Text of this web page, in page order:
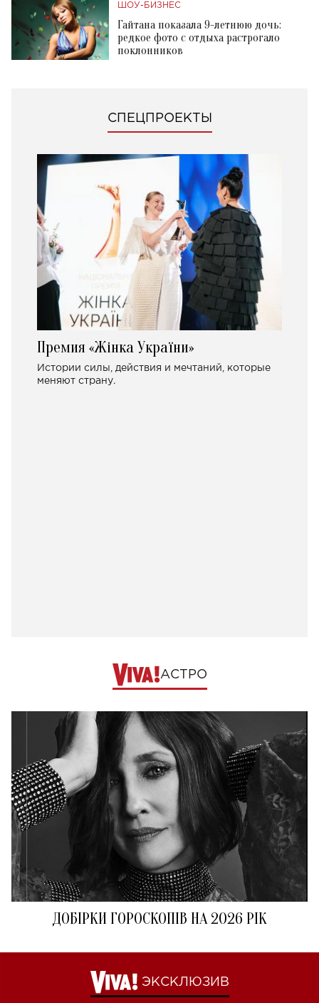
ШОУ-БИЗНЕС
Гайтана показала 9-летнюю дочь:
редкое фото с отдыха растрогало
поклонников
СПЕЦПРОЕКТЫ
Премия «Жінка України»
Истории силы, действия и мечтаний, которые
меняют страну.
АСТРО
ДОБІРКИ ГОРОСКОПІВ НА 2026 РІК
ЭКСКЛЮЗИВ